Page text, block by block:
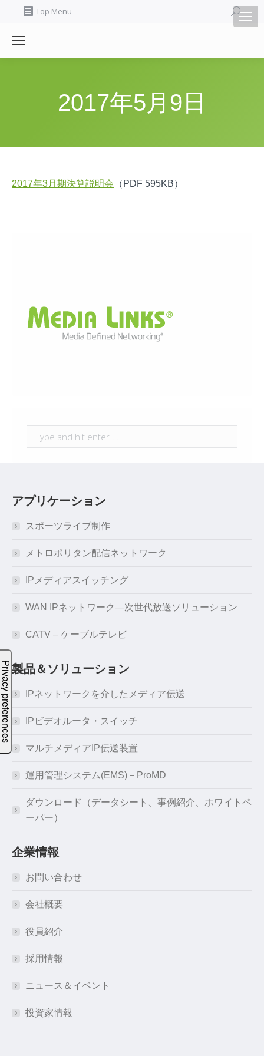
Top Menu Search:
2017年5月9日
2017年3月期決算説明会 （PDF 595KB）
Search:
アプリケーション
スポーツライブ制作
メトロポリタン配信ネットワーク
IPメディアスイッチング
WAN IPネットワーク―次世代放送ソリューション
CATV – ケーブルテレビ
製品＆ソリューション
IPネットワークを介したメディア伝送
IPビデオルータ・スイッチ
マルチメディアIP伝送装置
運用管理システム(EMS)－ProMD
ダウンロード（データシート、事例紹介、ホワイトペ
ーパー）
企業情報
お問い合わせ
会社概要
役員紹介
採用情報
ニュース＆イベント
投資家情報